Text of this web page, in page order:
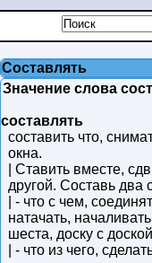
Составлять
Значение слова
составлять
составить что,
окна.
| Ставить вместе,
другой. Составь два
| - что с чем,
натачать,
шеста, доску с
| - что из чего,